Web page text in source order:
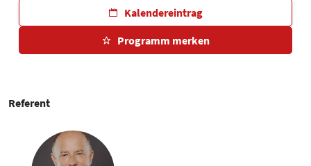
Kalendereintrag
Programm merken
Referent